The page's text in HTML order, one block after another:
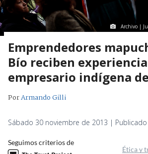
Archivo |
Emprendedores
Bío reciben
empresario indígena de
PorArmando Gilli
Sábado 30 noviembre de 2013 | Publicado
Seguimos criterios de
Ética y